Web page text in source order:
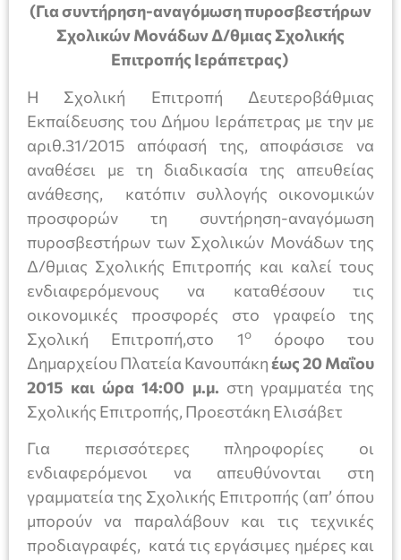
(Για συντήρηση-αναγόμωση πυροσβεστήρων
Σχολικών Μονάδων Δ/θμιας Σχολικής
Επιτροπής Ιεράπετρας)
Η Σχολική Επιτροπή Δευτεροβάθμιας
Εκπαίδευσης του Δήμου Ιεράπετρας με την με
αριθ.31/2015 απόφασή της, αποφάσισε να
αναθέσει με τη διαδικασία της απευθείας
ανάθεσης, κατόπιν συλλογής οικονομικών
προσφορών τη συντήρηση-αναγόμωση
πυροσβεστήρων των Σχολικών Μονάδων της
Δ/θμιας Σχολικής Επιτροπής και καλεί τους
ενδιαφερόμενους να καταθέσουν τις
οικονομικές προσφορές στο γραφείο της
Σχολική Επιτροπή,στο 1οόροφο του
Δημαρχείου Πλατεία Κανουπάκηέως 20 Μαΐου
2015 και ώρα 14:00 μ.μ. στη γραμματέα της
Σχολικής Επιτροπής, Προεστάκη Ελισάβετ
Για περισσότερες πληροφορίες οι
ενδιαφερόμενοι να απευθύνονται στη
γραμματεία της Σχολικής Επιτροπής (απ’ όπου
μπορούν να παραλάβουν και τις τεχνικές
προδιαγραφές, κατά τις εργάσιμες ημέρες και